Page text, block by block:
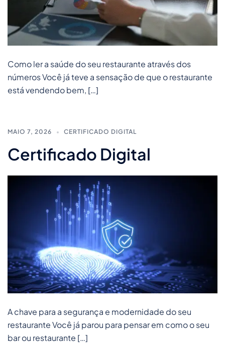
Como ler a saúde do seu restaurante através dos
números Você já teve a sensação de que o restaurante
está vendendo bem, […]
MAIO 7, 2026 CERTIFICADO DIGITAL
Certificado Digital
A chave para a segurança e modernidade do seu
restaurante Você já parou para pensar em como o seu
bar ou restaurante […]